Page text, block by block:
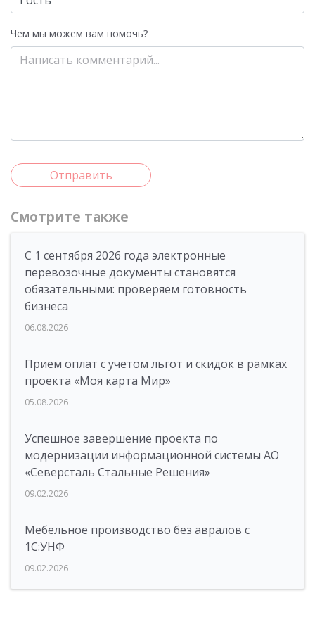
Чем мы можем вам помочь?
Отправить
Смотрите также
С 1 сентября 2026 года электронные
перевозочные документы становятся
обязательными: проверяем готовность
бизнеса
06.08.2026
Прием оплат с учетом льгот и скидок в рамках
проекта «Моя карта Мир»
05.08.2026
Успешное завершение проекта по
модернизации информационной системы АО
«Северсталь Стальные Решения»
09.02.2026
Мебельное производство без авралов с
1С:УНФ
09.02.2026